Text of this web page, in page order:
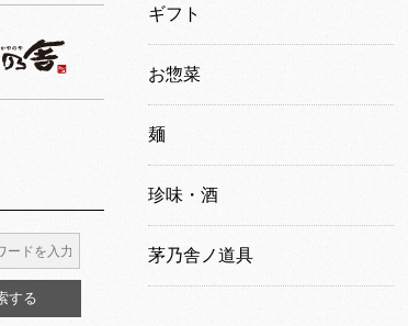
ギフト
お惣菜
麺
珍味・酒
茅乃舎ノ道具